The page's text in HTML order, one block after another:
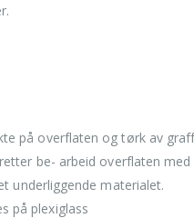
på overflaten og tørk av
be- arbeid overflaten
underliggende materialet.
på plexiglass